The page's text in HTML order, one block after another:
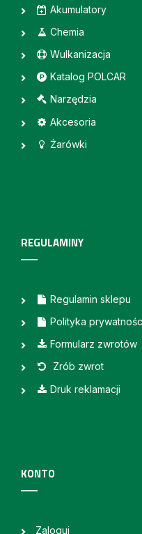
Akumulatory
Chemia
Wulkanizacja
Katalog POLCAR
Narzędzia
Akcesoria
Żarówki
REGULAMINY
Regulamin sklepu
Polityka
Formularz zwrotów
Zrób zwrot
Druk reklamacji
KONTO
Zaloguj